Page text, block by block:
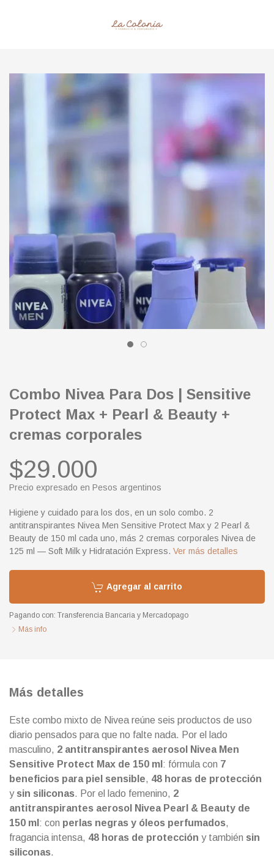
Combo Nivea Para Dos | Sensitive
Protect Max + Pearl & Beauty +
cremas corporales
$29.000
Precio expresado en Pesos argentinos
Higiene y cuidado para los dos, en un solo combo. 2
antitranspirantes Nivea Men Sensitive Protect Max y 2 Pearl &
Beauty de 150 ml cada uno, más 2 cremas corporales Nivea de
125 ml — Soft Milk y Hidratación Express. Ver más detalles
Agregar al carrito
Pagando con: Transferencia Bancaria y Mercadopago
Más info
Más detalles
Este combo mixto de Nivea reúne seis productos de uso
diario pensados para que no falte nada. Por el lado
masculino, 2 antitranspirantes aerosol Nivea Men
Sensitive Protect Max de 150 ml : fórmula con 7
beneficios para piel sensible, 48 horas de protección
y sin siliconas. Por el lado femenino, 2
antitranspirantes aerosol Nivea Pearl & Beauty de
150 ml : con perlas negras y óleos perfumados,
fragancia intensa, 48 horas de protección y también sin
siliconas.